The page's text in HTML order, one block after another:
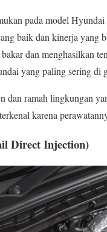
pada model
baik dan kinerja
dan menghasilkan
yang paling sering
dan ramah lingkungan
karena
Direct Injection)